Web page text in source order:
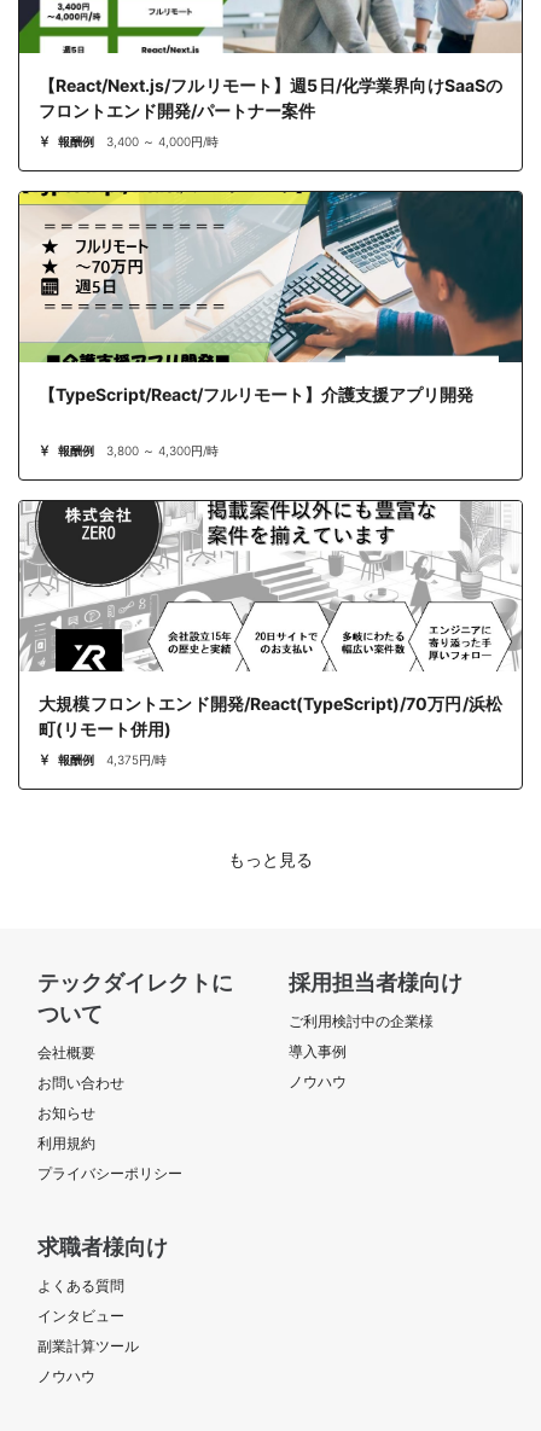
【React/Next.js/フルリモート】週5日/化学業界向けSaaSの
フロントエンド開発/パートナー案件
報酬例 3,400 ～ 4,000円/時
【TypeScript/React/フルリモート】介護支援アプリ開発
報酬例 3,800 ～ 4,300円/時
大規模フロントエンド開発/React(TypeScript)/70万円/浜松
町(リモート併用)
報酬例 4,375円/時
もっと見る
テックダイレクトに
ついて
会社概要
お問い合わせ
お知らせ
利用規約
プライバシーポリシー
採用担当者様向け
ご利用検討中の企業様
導入事例
ノウハウ
求職者様向け
よくある質問
インタビュー
副業計算ツール
ノウハウ